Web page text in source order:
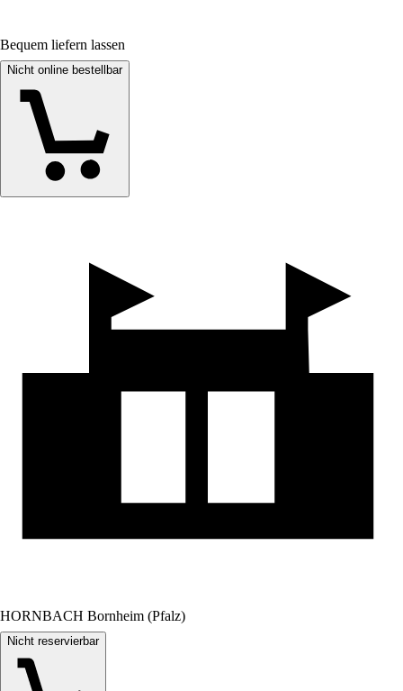
Bequem liefern lassen
Nicht online bestellbar
HORNBACH Bornheim (Pfalz)
Nicht reservierbar